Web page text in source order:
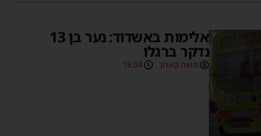
אלימות באשדוד: נער בן 13
נדקר ברגלו
משה קאהן 18:04